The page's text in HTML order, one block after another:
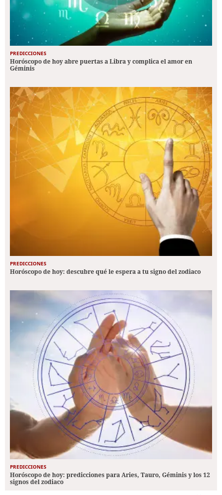
PREDICCIONES
Horóscopo de hoy abre puertas a Libra y complica el amor en
Géminis
PREDICCIONES
Horóscopo de hoy: descubre qué le espera a tu signo del zodiaco
PREDICCIONES
Horóscopo de hoy: predicciones para Aries, Tauro, Géminis y los 12
signos del zodiaco